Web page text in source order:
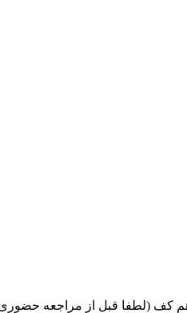
ایران بابکت : میدان حر . خ امام خمینی . خیابان کمالی . خیابان اسکندری جنوبی اول